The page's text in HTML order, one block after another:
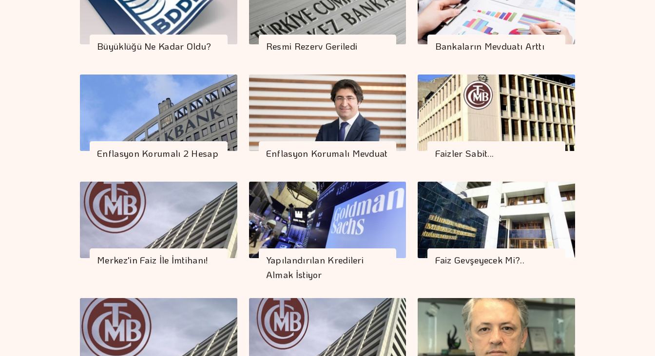
Büyüklüğü Ne Kadar Oldu? Resmi Rezerv Geriledi Bankaların Mevduatı Arttı
Enflasyon Korumalı 2 Hesap Enflasyon Korumalı Mevduat Faizler Sabit...
Merkez'in Faiz İle İmtihanı!
Yapılandırılan Kredileri
Almak İstiyor
Faiz Gevşeyecek Mi?..